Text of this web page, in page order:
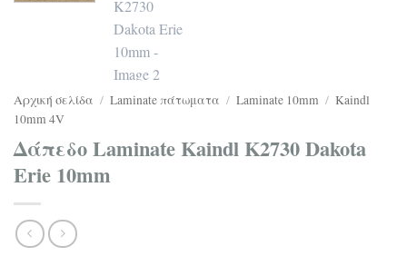
Αρχική σελίδα / Laminate πάτωματα / Laminate 10mm / Kaindl
10mm 4V
Δάπεδο Laminate Kaindl K2730 Dakota
Erie 10mm